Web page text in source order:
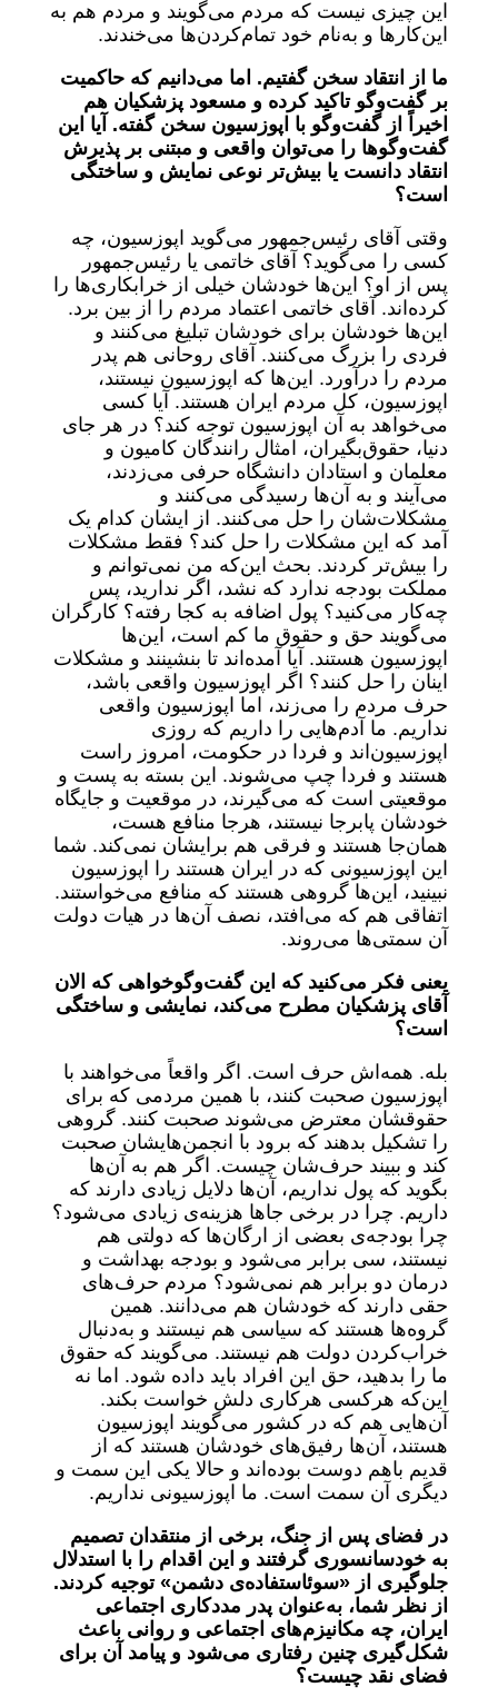
این چیزی نیست که مردم می‌گویند و مردم هم به
این‌کارها و به‌نام خود تمام‌کردن‌ها می‌خندند.
ما از انتقاد سخن گفتیم. اما می‌دانیم که حاکمیت
بر گفت‌وگو تاکید کرده و مسعود پزشکیان هم
اخیراً از گفت‌وگو با اپوزسیون سخن گفته. آیا این
گفت‌وگوها را می‌توان واقعی و مبتنی بر پذیرش
انتقاد دانست یا بیش‌تر نوعی نمایش و ساختگی
است؟
وقتی آقای رئیس‌جمهور می‌گوید اپوزسیون، چه
کسی را می‌گوید؟ آقای خاتمی یا رئیس‌جمهور
پس از او؟ این‌ها خودشان خیلی از خرابکاری‌ها را
کرده‌اند. آقای خاتمی اعتماد مردم را از بین برد.
این‌ها خودشان برای خودشان تبلیغ می‌کنند و
فردی را بزرگ می‌کنند. آقای روحانی هم پدر
مردم را درآورد. این‌ها که اپوزسیون نیستند،
اپوزسیون، کل مردم ایران هستند. آیا کسی
می‌خواهد به آن اپوزسیون توجه کند؟ در هر جای
دنیا، حقوق‌بگیران، امثال رانندگان کامیون و
معلمان و استادان دانشگاه حرفی می‌زدند،
می‌آیند و به آن‌ها رسیدگی می‌کنند و
مشکلات‌شان را حل می‌کنند. از ایشان کدام یک
آمد که این مشکلات را حل کند؟ فقط مشکلات
را بیش‌تر کردند. بحث این‌که من نمی‌توانم و
مملکت بودجه ندارد که نشد، اگر ندارید، پس
چه‌کار می‌کنید؟ پول اضافه به کجا رفته؟ کارگران
می‌گویند حق و حقوق ما کم است، این‌ها
اپوزسیون هستند. آیا آمده‌اند تا بنشینند و مشکلات
اینان را حل کنند؟ اگر اپوزسیون واقعی باشد،
حرف مردم را می‌زند، اما اپوزسیون واقعی
نداریم. ما آدم‌هایی را داریم که روزی
اپوزسیون‌اند و فردا در حکومت، امروز راست
هستند و فردا چپ می‌شوند. این بسته به پست و
موقعیتی است که می‌گیرند، در موقعیت و جایگاه
خودشان پابرجا نیستند، هرجا منافع هست،
همان‌جا هستند و فرقی هم برایشان نمی‌کند. شما
این اپوزسیونی که در ایران هستند را اپوزسیون
نبینید، این‌ها گروهی هستند که منافع می‌خواستند.
اتفاقی هم که می‌افتد، نصف آن‌ها در هیات دولت
آن سمتی‌ها می‌روند.
یعنی فکر می‌کنید که این گفت‌وگوخواهی که الان
آقای پزشکیان مطرح می‌کند، نمایشی و ساختگی
است؟
بله. همه‌اش حرف است. اگر واقعاً می‌خواهند با
اپوزسیون صحبت کنند، با همین مردمی که برای
حقوقشان معترض می‌شوند صحبت کنند. گروهی
را تشکیل بدهند که برود با انجمن‌هایشان صحبت
کند و ببیند حرف‌شان چیست. اگر هم به آن‌ها
بگوید که پول نداریم، آن‌ها دلایل زیادی دارند که
داریم. چرا در برخی جاها هزینه‌ی زیادی می‌شود؟
چرا بودجه‌ی بعضی از ارگان‌ها که دولتی هم
نیستند، سی برابر می‌شود و بودجه بهداشت و
درمان دو برابر هم نمی‌شود؟ مردم حرف‌های
حقی دارند که خودشان هم می‌دانند. همین
گروه‌ها هستند که سیاسی هم نیستند و به‌دنبال
خراب‌کردن دولت هم نیستند. می‌گویند که حقوق
ما را بدهید، حق این افراد باید داده شود. اما نه
این‌که هرکسی هرکاری دلش خواست بکند.
آن‌هایی هم که در کشور می‌گویند اپوزسیون
هستند، آن‌ها رفیق‌های خودشان هستند که از
قدیم باهم دوست بوده‌اند و حالا یکی این سمت و
دیگری آن سمت است. ما اپوزسیونی نداریم.
در فضای پس از جنگ، برخی از منتقدان تصمیم
به خودسانسوری گرفتند و این اقدام را با استدلال
جلوگیری از «سوئاستفاده‌ی دشمن» توجیه کردند.
از نظر شما، به‌عنوان پدر مددکاری اجتماعی
ایران، چه مکانیزم‌های اجتماعی و روانی باعث
شکل‌گیری چنین رفتاری می‌شود و پیامد آن برای
فضای نقد چیست؟